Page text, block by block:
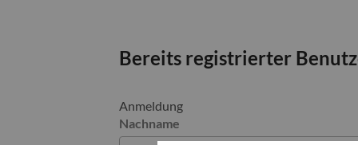
Bereits registrierter
Anmeldung
Nachname